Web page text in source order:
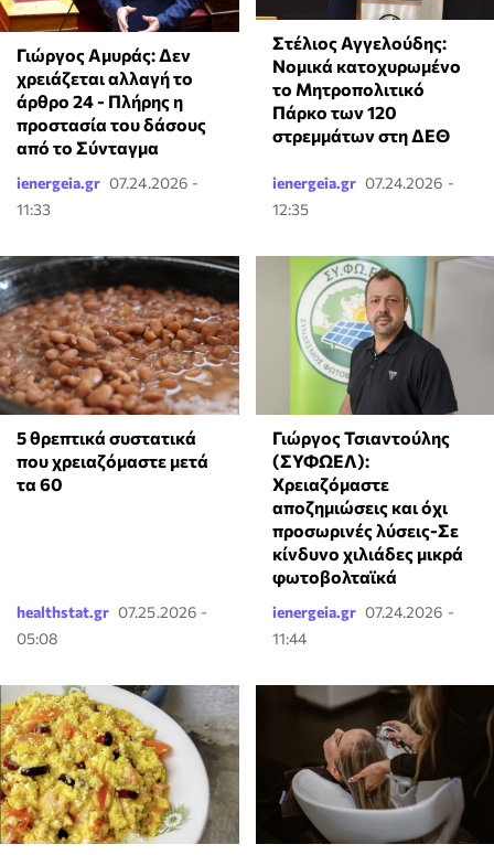
Γιώργος Αμυράς: Δεν
χρειάζεται αλλαγή το
άρθρο 24 - Πλήρης η
προστασία του δάσους
από το Σύνταγμα
ienergeia.gr 07.24.2026 -
11:33
Στέλιος Αγγελούδης:
Νομικά κατοχυρωμένο
το Μητροπολιτικό
Πάρκο των 120
στρεμμάτων στη ΔΕΘ
ienergeia.gr 07.24.2026 -
12:35
5 θρεπτικά συστατικά
που χρειαζόμαστε μετά
τα 60
healthstat.gr 07.25.2026 -
05:08
Γιώργος Τσιαντούλης
(ΣΥΦΩΕΛ):
Χρειαζόμαστε
αποζημιώσεις και όχι
προσωρινές λύσεις-Σε
κίνδυνο χιλιάδες μικρά
φωτοβολταϊκά
ienergeia.gr 07.24.2026 -
11:44